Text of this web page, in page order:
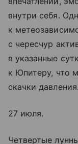
внутри себя.
к
с чересчур
в указанные
к Юпитеру, что
скачки давления.
27 июля.
Четвертые